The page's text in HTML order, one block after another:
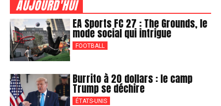
AUJOURD'HUI
EA Sports FC 27 : The Grounds, le
mode social qui intrigue
FOOTBALL
Burrito à 20 dollars : le camp
Trump se déchire
ÉTATS-UNIS